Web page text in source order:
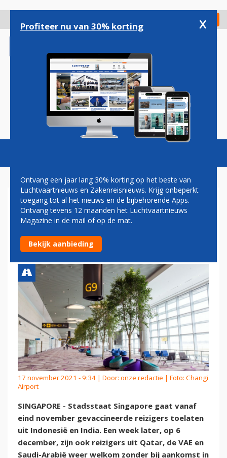
gaan
Check in
Magazine Podcasts Vacatures
SINGAPORE BREIDT VTL-
VLUCHTEN VOOR
GEVACCINEERDEN UIT
17 november 2021 - 9:34 | Door: onze redactie | Foto: Changi
Airport
SINGAPORE - Stadsstaat Singapore gaat vanaf
eind november gevaccineerde reizigers toelaten
uit Indonesië en India. Een week later, op 6
december, zijn ook reizigers uit Qatar, de VAE en
Saudi-Arabië weer welkom zonder bij aankomst in
Profiteer nu van 30% korting x
Ontvang een jaar lang 30% korting op het beste van
Luchtvaartnieuws en Zakenreisnieuws. Krijg onbeperkt
toegang tot al het nieuws en de bijbehorende Apps.
Ontvang tevens 12 maanden het Luchtvaartnieuws
Magazine in de mail of op de mat.
Bekijk aanbieding